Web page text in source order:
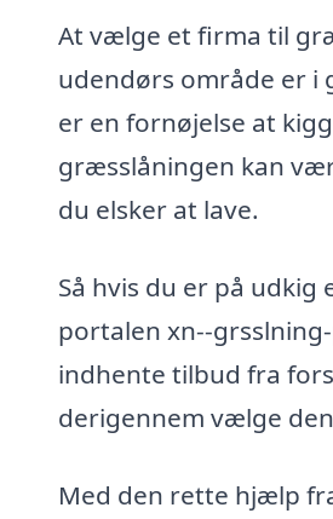
At vælge et firma til
udendørs område er i
er en fornøjelse at
græsslåningen kan
du elsker at lave.
Så hvis du er på
portalen xn--
indhente tilbud fra
derigennem vælge
Med den rette hjælp